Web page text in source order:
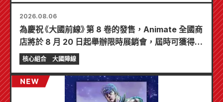
2026.08.06
為慶祝《大國前線》第 8 卷的發售，Animate 全國商
店將於 8 月 20 日起舉辦限時展銷會，屆時可獲得特
製迷你卡片（共 4 種）！
核心組合 大國陣線